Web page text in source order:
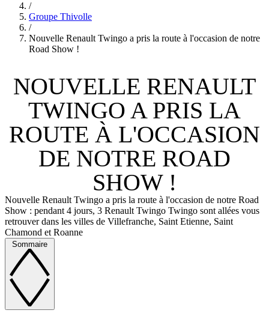
/
Groupe Thivolle
/
Nouvelle Renault Twingo a pris la route à l'occasion de notre
Road Show !
NOUVELLE RENAULT
TWINGO A PRIS LA
ROUTE À L'OCCASION
DE NOTRE ROAD
SHOW !
Nouvelle Renault Twingo a pris la route à l'occasion de notre Road
Show : pendant 4 jours, 3 Renault Twingo Twingo sont allées vous
retrouver dans les villes de Villefranche, Saint Etienne, Saint
Chamond et Roanne
Sommaire